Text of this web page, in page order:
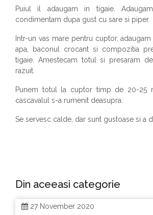
Puiul il adaugam in tigaie.
condimentam dupa gust cu sare si piper.
Intr-un vas mare pentru cuptor,
apa, baconul crocant si compozitia
tigaie. Amestecam totul si presaram
razuit.
Punem totul la cuptor timp de 20-25
cascavalul s-a rumenit deasupra.
Se servesc calde, dar sunt gustoase si a
Din aceeasi categorie
27 November 2020